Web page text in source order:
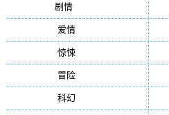
剧情
爱情(887)
惊悚(648)
冒险(377)
科幻